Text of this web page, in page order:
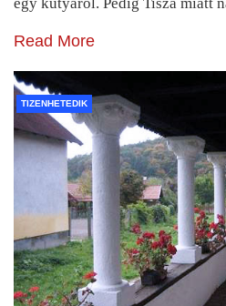
Read More
TIZENHETEDIK